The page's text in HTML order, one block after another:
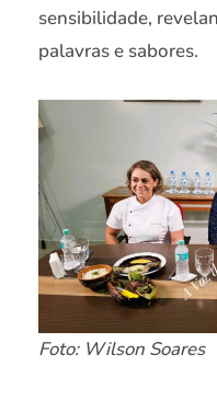
sensibilidade,
palavras e sabores.
Foto: Wilson Soares